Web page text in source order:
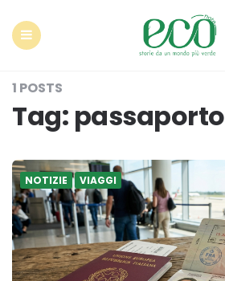
1 POSTS
Tag: passaporto
NOTIZIE VIAGGI